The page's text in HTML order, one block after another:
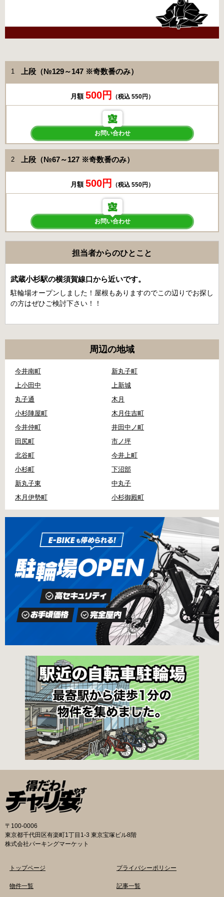
1 上段（№129～147 ※奇数番のみ）
月額 500円 （税込 550円）
お問い合わせ
2 上段（№67～127 ※奇数番のみ）
月額 500円 （税込 550円）
お問い合わせ
担当者からのひとこと
武蔵小杉駅の横須賀線口から近いです。
駐輪場オープンしました！屋根もありますのでこの辺りでお探し
の方はぜひご検討下さい！！
周辺の地域
今井南町
新丸子町
上小田中
上新城
丸子通
木月
小杉陣屋町
木月住吉町
今井仲町
井田中ノ町
田尻町
市ノ坪
北谷町
今井上町
小杉町
下沼部
新丸子東
中丸子
木月伊勢町
小杉御殿町
〒100-0006
東京都千代田区有楽町1丁目1-3 東京宝塚ビル8階
株式会社パーキングマーケット
トップページ
物件一覧
プライバシーポリシー
記事一覧